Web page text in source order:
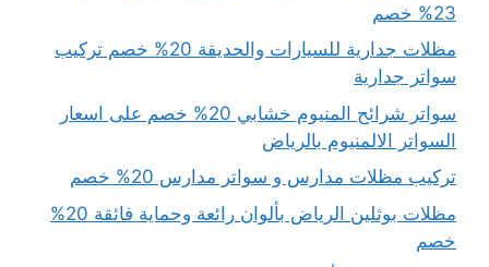
23% خصم
مظلات جدارية للسيارات والحديقة 20% خصم تركيب
سواتر جدارية
سواتر شرائح المنيوم خشابي 20% خصم على اسعار
السواتر الالمنيوم بالرياض
تركيب مظلات مدارس و سواتر مدارس 20% خصم
مظلات بوثلين الرياض بألوان رائعة وحماية فائقة 20%
خصم